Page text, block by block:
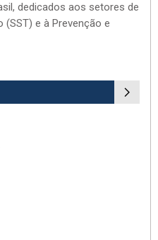
dedicados aos setores de
(SST) e à Prevenção e